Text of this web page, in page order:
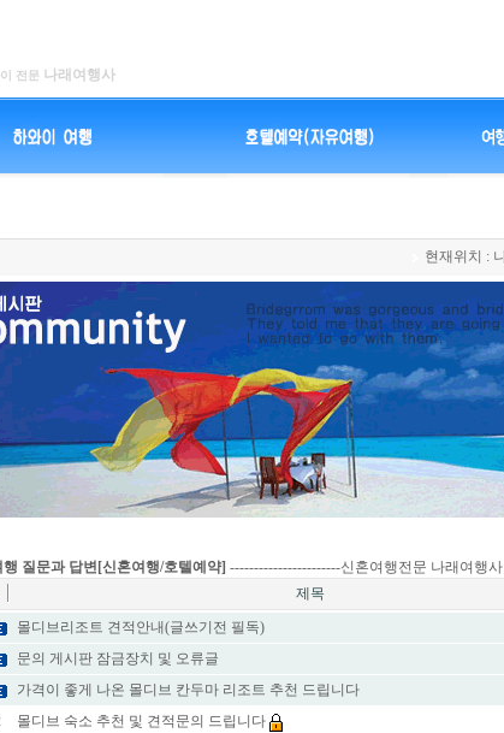
전문 나래여행사
현재위치 :
질문과 답변[신혼여행/호텔예약] -----------------------신혼여행전문 나래여행사
제목
몰디브리조트 견적안내(글쓰기전 필독)
문의 게시판 잠금장치 및 오류글
가격이 좋게 나온 몰디브 칸두마 리조트 추천 드립니다
몰디브 숙소 추천 및 견적문의 드립니다